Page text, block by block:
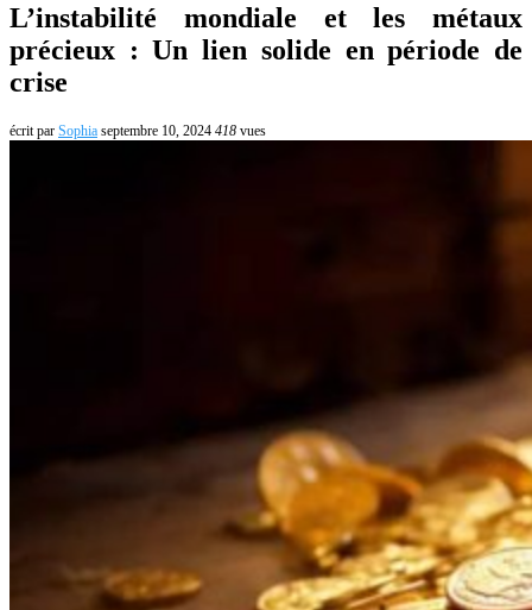
L’instabilité mondiale et les métaux
précieux : Un lien solide en période de
crise
écrit par Sophia septembre 10, 2024 418 vues